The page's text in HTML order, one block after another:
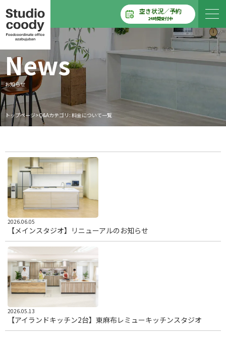
空き状況／予約
24時間受付中
News
お知らせ
トップページ>Q&Aカテゴリ: 料金について一覧
2026.06.05
【メインスタジオ】リニューアルのお知らせ
2026.05.13
【アイランドキッチン2台】東麻布レミューキッチンスタジオ